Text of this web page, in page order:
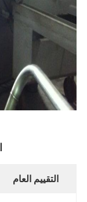
التقييم العام